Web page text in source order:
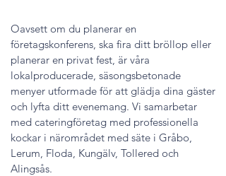
Oavsett om du planerar en
företagskonferens, ska fira ditt bröllop eller
planerar en privat fest, är våra
lokalproducerade, säsongsbetonade
menyer utformade för att glädja dina gäster
och lyfta ditt evenemang. Vi samarbetar
med cateringföretag med professionella
kockar i närområdet med säte i Gråbo,
Lerum, Floda, Kungälv, Tollered och
Alingsås.